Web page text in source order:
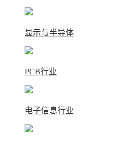
显示与半导体
PCB行业
电子信息行业